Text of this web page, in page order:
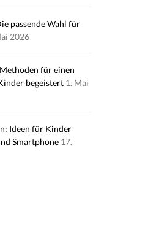
passende Wahl für
2026
für einen
begeistert 1. Mai
Ideen für Kinder
Smartphone 17.